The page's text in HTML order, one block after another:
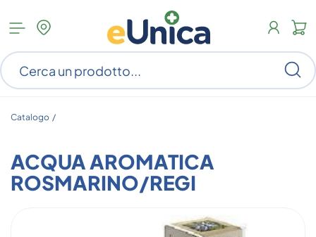
Apri
menu
categorie
Catalogo /
ACQUA AROMATICA
ROSMARINO/REGI